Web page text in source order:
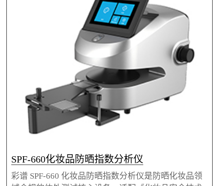
高，可对乳液、膏霜、粉末等各类防晒产品及原料开
展 SPF/UVAPF 快速分析、配方验证与批次稳定性监
测。设备波长可覆盖280-500nm，SPF 测定范围最高
达 1-2000，还可检测高能可见光等多维度指标，能在
人体测试前完成数据摸底，帮助企业降本提
SPF-660化妆品防晒指数分析仪
彩谱 SPF-660 化妆品防晒指数分析仪是防晒化妆品领